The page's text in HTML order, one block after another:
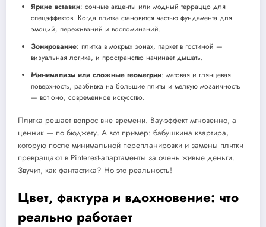
Яркие вставки: сочные акценты или модный терраццо для
спецэффектов. Когда плитка становится частью фундамента для
эмоций, переживаний и воспоминаний.
Зонирование: плитка в мокрых зонах, паркет в гостиной —
визуальная логика, и пространство начинает дышать.
Минимализм или сложные геометрии: матовая и глянцевая
поверхность, разбивка на большие плиты и мелкую мозаичность
— вот оно, современное искусство.
Плитка решает вопрос вне времени. Вау-эффект мгновенно, а
ценник — по бюджету. А вот пример: бабушкина квартира,
которую после минимальной перепланировки и замены плитки
превращают в Pinterest-апартаменты за очень живые деньги.
Звучит, как фантастика? Но это реальность!
Цвет, фактура и вдохновение: что
реально работает